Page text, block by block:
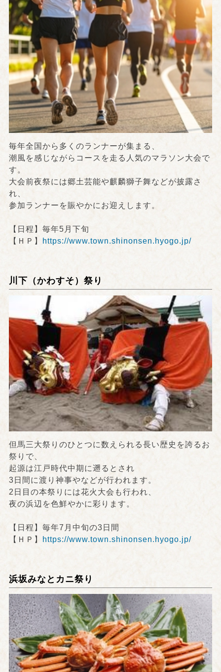
毎年全国から多くのランナーが集まる、
潮風を感じながらコースを走る人気のマラソン大会で
す。
大会前夜祭には郷土芸能や麒麟獅子舞などが披露さ
れ、
参加ランナーを賑やかにお迎えします。
【日程】毎年5月下旬
【ＨＰ】
https://www.town.shinonsen.hyogo.jp/
川下（かわすそ）祭り
但馬三大祭りのひとつに数えられる長い歴史を誇るお
祭りで、
起源は江戸時代中期に遡るとされ
3日間に渡り神事やなどが行われます。
2日目の本祭りには花火大会も行われ、
夜の浜辺を色鮮やかに彩ります。
【日程】毎年7月中旬の3日間
【ＨＰ】
https://www.town.shinonsen.hyogo.jp/
浜坂みなとカニ祭り